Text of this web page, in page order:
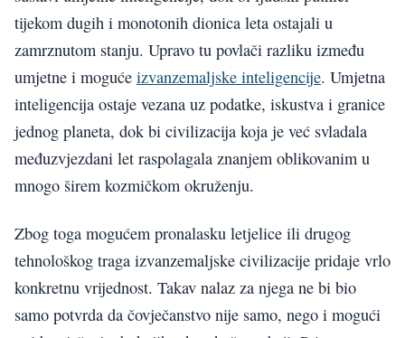
tijekom dugih i monotonih dionica leta ostajali u
zamrznutom stanju. Upravo tu povlači razliku između
umjetne i moguće izvanzemaljske inteligencije. Umjetna
inteligencija ostaje vezana uz podatke, iskustva i granice
jednog planeta, dok bi civilizacija koja je već svladala
međuzvjezdani let raspolagala znanjem oblikovanim u
mnogo širem kozmičkom okruženju.
Zbog toga mogućem pronalasku letjelice ili drugog
tehnološkog traga izvanzemaljske civilizacije pridaje vrlo
konkretnu vrijednost. Takav nalaz za njega ne bi bio
samo potvrda da čovječanstvo nije samo, nego i mogući